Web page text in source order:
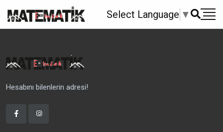
Select Language ▼
Hesabını bilenlerin adresi!